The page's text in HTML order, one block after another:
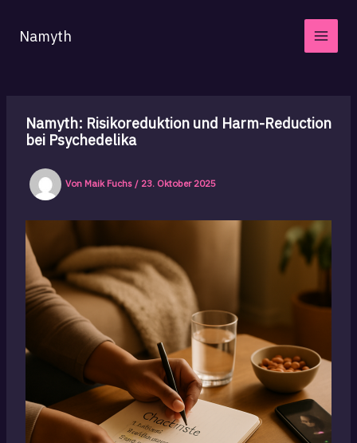
InhaltNamyth
Namyth: Risikoreduktion und Harm-Reduction
bei Psychedelika
Von Maik Fuchs / 23. Oktober 2025